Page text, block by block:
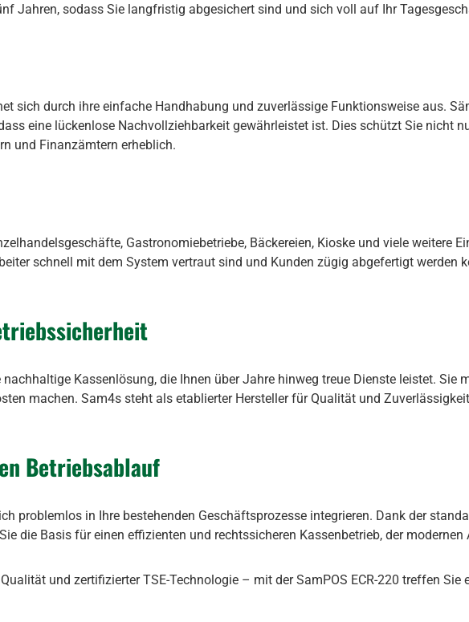
Jahren, sodass Sie langfristig abgesichert sind und sich voll auf Ihr
sich durch ihre einfache Handhabung und zuverlässige Funktionsweise aus.
eine lückenlose Nachvollziehbarkeit gewährleistet ist. Dies schützt Sie nicht
und Finanzämtern erheblich.
Gastronomiebetriebe, Bäckereien, Kioske und viele weitere
schnell mit dem System vertraut sind und Kunden zügig abgefertigt werden
Kassenlösung, die Ihnen über Jahre hinweg treue Dienste leistet. Sie
machen. Sam4s steht als etablierter Hersteller für Qualität und
Betriebsablauf
problemlos in Ihre bestehenden Geschäftsprozesse integrieren. Dank der
die Basis für einen effizienten und rechtssicheren Kassenbetrieb, der modernen
und zertifizierter TSE-Technologie – mit der SamPOS ECR-220 treffen